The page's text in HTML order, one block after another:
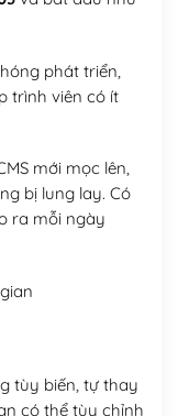
phát triển,
trình viên có ít
mới mọc lên,
bị lung lay. Có
ra mỗi ngày
tùy biến, tự thay
có thể tùy chỉnh